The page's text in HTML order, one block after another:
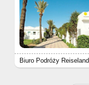
Biuro Podróży Reiseland